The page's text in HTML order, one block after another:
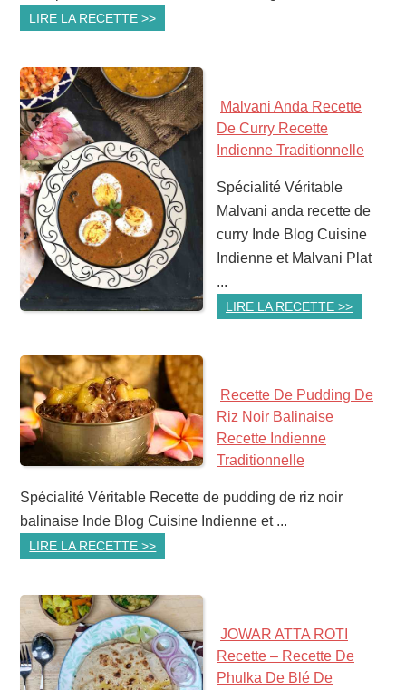
LIRE LA RECETTE >>
Malvani Anda Recette
De Curry Recette
Indienne Traditionnelle
Spécialité Véritable
Malvani anda recette de
curry Inde Blog Cuisine
Indienne et Malvani Plat
...
LIRE LA RECETTE >>
Recette De Pudding De
Riz Noir Balinaise
Recette Indienne
Traditionnelle
Spécialité Véritable Recette de pudding de riz noir
balinaise Inde Blog Cuisine Indienne et ...
LIRE LA RECETTE >>
JOWAR ATTA ROTI
Recette – Recette De
Phulka De Blé De